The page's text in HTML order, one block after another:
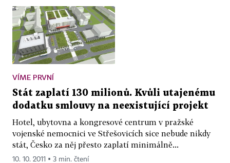
VÍME PRVNÍ
Stát zaplatí 130 milionů. Kvůli utajenému
dodatku smlouvy na neexistující projekt
Hotel, ubytovna a kongresové centrum v pražské
vojenské nemocnici ve Střešovicích sice nebude nikdy
stát, Česko za něj přesto zaplatí minimálně...
10. 10. 2011 ▪ 3 min. čtení